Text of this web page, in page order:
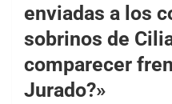
enviadas a los
sobrinos de
comparecer
Jurado?»